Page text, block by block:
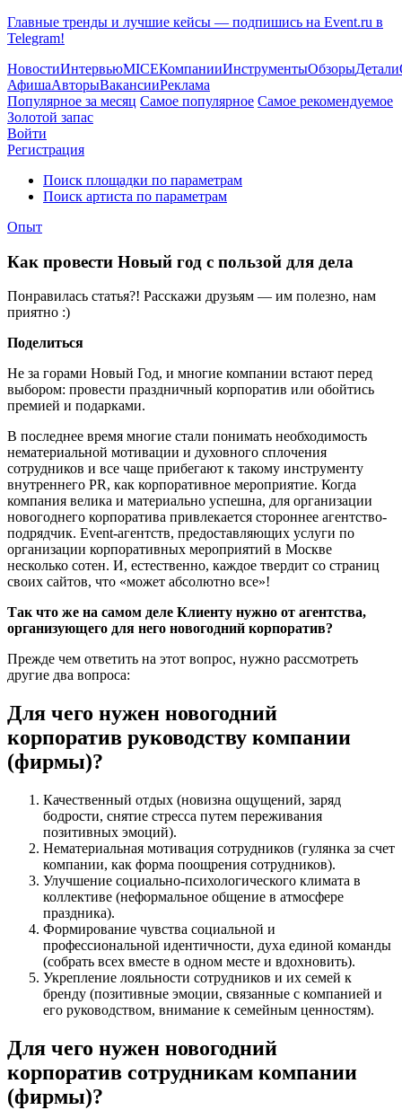
Главные тренды и лучшие кейсы — подпишись на Event.ru в
Telegram!
НовостиИнтервьюMICEКомпанииИнструментыОбзорыДетали
АфишаАвторыВакансииРеклама
Популярное за месяц Самое популярное Самое рекомендуемое
Золотой запас
Войти
Регистрация
Поиск площадки по параметрам
Поиск артиста по параметрам
Опыт
Как провести Новый год с пользой для дела
Понравилась статья?! Расскажи друзьям — им полезно, нам
приятно :)
Поделиться
Не за горами Новый Год, и многие компании встают перед
выбором: провести праздничный корпоратив или обойтись
премией и подарками.
В последнее время многие стали понимать необходимость
нематериальной мотивации и духовного сплочения
сотрудников и все чаще прибегают к такому инструменту
внутреннего PR, как корпоративное мероприятие. Когда
компания велика и материально успешна, для организации
новогоднего корпоратива привлекается стороннее агентство-
подрядчик. Event-агентств, предоставляющих услуги по
организации корпоративных мероприятий в Москве
несколько сотен. И, естественно, каждое твердит со страниц
своих сайтов, что «может абсолютно все»!
Так что же на самом деле Клиенту нужно от агентства,
организующего для него новогодний корпоратив?
Прежде чем ответить на этот вопрос, нужно рассмотреть
другие два вопроса:
Для чего нужен новогодний
корпоратив руководству компании
(фирмы)?
Качественный отдых (новизна ощущений, заряд
бодрости, снятие стресса путем переживания
позитивных эмоций).
Нематериальная мотивация сотрудников (гулянка за счет
компании, как форма поощрения сотрудников).
Улучшение социально-психологического климата в
коллективе (неформальное общение в атмосфере
праздника).
Формирование чувства социальной и
профессиональной идентичности, духа единой команды
(собрать всех вместе в одном месте и вдохновить).
Укрепление лояльности сотрудников и их семей к
бренду (позитивные эмоции, связанные с компанией и
его руководством, внимание к семейным ценностям).
Для чего нужен новогодний
корпоратив сотрудникам компании
(фирмы)?